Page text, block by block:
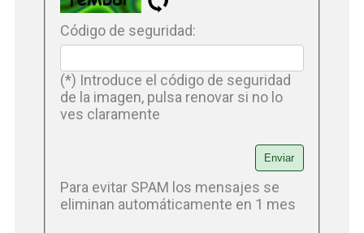
Código de seguridad:
(*) Introduce el código de seguridad
de la imagen, pulsa renovar si no lo
ves claramente
Para evitar SPAM los mensajes se
eliminan automáticamente en 1 mes